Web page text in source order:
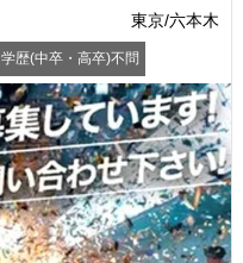
東京/六本木
学歴(中卒・高卒)不問